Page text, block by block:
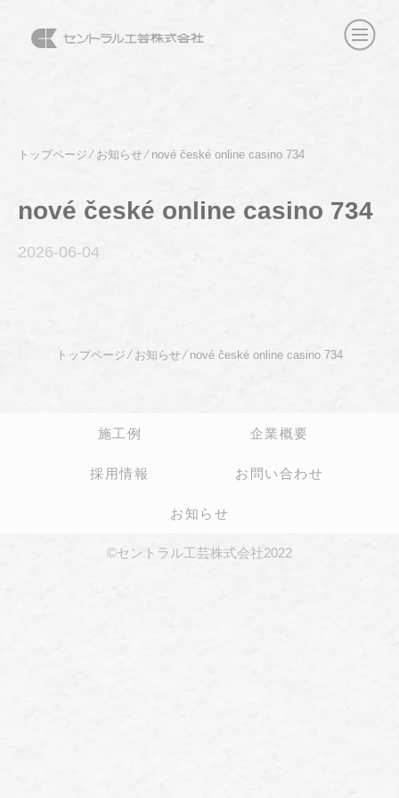
トップページ⁄ お知らせ⁄ nové české online casino 734
nové české online casino 734
2026-06-04
トップページ ⁄ お知らせ⁄ nové české online casino 734
施工例 企業概要
採用情報 お問い合わせ
お知らせ
©セントラル工芸株式会社2022